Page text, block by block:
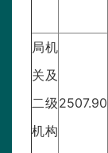
局机
关及
二级
机构
2507.90